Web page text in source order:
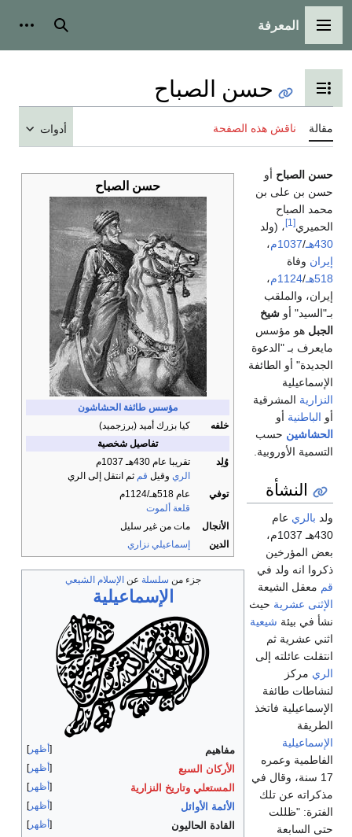
القائمة الرئيسية
المعرفة بحث
تبديل عرض جدول المحتويات
حسن الصباح
مقالة ناقش هذه الصفحة أدوات
حسن الصباح
مؤسس طائفة الحشاشون
خلفه
كيا بزرك أميد (برزجميد)
تفاصيل شخصية
وُلِد
تقريبا عام 430هـ 1037م
الري وقيل قم ثم انتقل إلى الري
توفي
عام 518هـ/1124م
قلعة ألموت
الأنجال
مات من غير سليل
الدين
إسماعيلي نزاري
جزء من سلسلة عن الإسلام الشيعي
الإسماعيلية
أظهر مفاهيم
أظهر الأركان السبع
أظهر المستعلي وتاريخ النزارية
أظهر الأئمة الأوائل
أظهر القادة الحاليون
حسن الصباح أو
حسن بن على بن
محمد الصباح
الحميري[1]
، (ولد
430هـ
/1037م
،
إيران وفاة
518هـ
/1124م
،
إيران، والملقب
بـ"السيد" أو شيخ
الجبل هو مؤسس
مايعرف بـ "الدعوة
الجديدة" أو الطائفة
الإسماعيلية
النزارية المشرقية
أو الباطنية أو
الحشاشين حسب
التسمية الأوروبية.
النشأة
ولد بالري عام
430هـ 1037م،
بعض المؤرخين
ذكروا انه ولد في
قم معقل الشيعة
الإثنى عشرية حيث
نشأ في بيئة شيعية
اثني عشرية ثم
انتقلت عائلته إلى
الري مركز
لنشاطات طائفة
الإسماعيلية فاتخذ
الطريقة
الإسماعيلية
الفاطمية وعمره
17 سنة، وقال في
مذكراته عن تلك
الفترة: "ظللت
حتى السابعة